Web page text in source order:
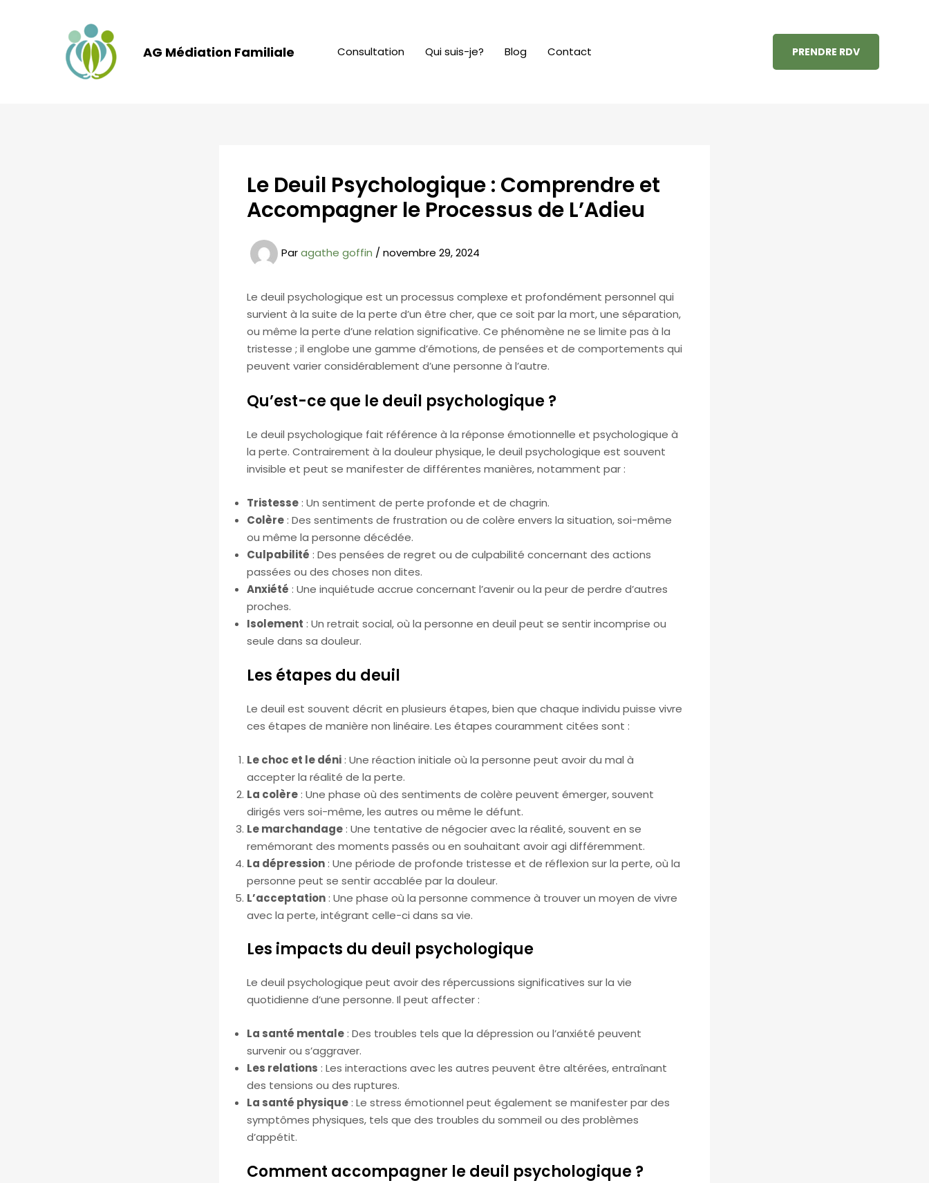
AG Médiation Familiale Consultation Qui suis-je? Blog Contact PRENDRE RDV
Le Deuil Psychologique : Comprendre et
Accompagner le Processus de L’Adieu
Paragathe goffin / novembre 29, 2024
Le deuil psychologique est un processus complexe et profondément personnel qui
survient à la suite de la perte d’un être cher, que ce soit par la mort, une séparation,
ou même la perte d’une relation significative. Ce phénomène ne se limite pas à la
tristesse ; il englobe une gamme d’émotions, de pensées et de comportements qui
peuvent varier considérablement d’une personne à l’autre.
Qu’est-ce que le deuil psychologique ?
Le deuil psychologique fait référence à la réponse émotionnelle et psychologique à
la perte. Contrairement à la douleur physique, le deuil psychologique est souvent
invisible et peut se manifester de différentes manières, notamment par :
Tristesse : Un sentiment de perte profonde et de chagrin.
Colère : Des sentiments de frustration ou de colère envers la situation, soi-même
ou même la personne décédée.
Culpabilité : Des pensées de regret ou de culpabilité concernant des actions
passées ou des choses non dites.
Anxiété : Une inquiétude accrue concernant l’avenir ou la peur de perdre d’autres
proches.
Isolement : Un retrait social, où la personne en deuil peut se sentir incomprise ou
seule dans sa douleur.
Les étapes du deuil
Le deuil est souvent décrit en plusieurs étapes, bien que chaque individu puisse vivre
ces étapes de manière non linéaire. Les étapes couramment citées sont :
Le choc et le déni : Une réaction initiale où la personne peut avoir du mal à
accepter la réalité de la perte.
La colère : Une phase où des sentiments de colère peuvent émerger, souvent
dirigés vers soi-même, les autres ou même le défunt.
Le marchandage : Une tentative de négocier avec la réalité, souvent en se
remémorant des moments passés ou en souhaitant avoir agi différemment.
La dépression : Une période de profonde tristesse et de réflexion sur la perte, où la
personne peut se sentir accablée par la douleur.
L’acceptation : Une phase où la personne commence à trouver un moyen de vivre
avec la perte, intégrant celle-ci dans sa vie.
Les impacts du deuil psychologique
Le deuil psychologique peut avoir des répercussions significatives sur la vie
quotidienne d’une personne. Il peut affecter :
La santé mentale : Des troubles tels que la dépression ou l’anxiété peuvent
survenir ou s’aggraver.
Les relations : Les interactions avec les autres peuvent être altérées, entraînant
des tensions ou des ruptures.
La santé physique : Le stress émotionnel peut également se manifester par des
symptômes physiques, tels que des troubles du sommeil ou des problèmes
d’appétit.
Comment accompagner le deuil psychologique ?